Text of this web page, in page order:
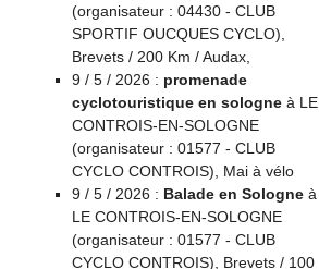
(organisateur : 04430 - CLUB
SPORTIF OUCQUES CYCLO),
Brevets / 200 Km / Audax,
9 / 5 / 2026 : promenade
cyclotouristique en sologneà LE
CONTROIS-EN-SOLOGNE
(organisateur : 01577 - CLUB
CYCLO CONTROIS), Mai à vélo
9 / 5 / 2026 : Balade en Sologneà
LE CONTROIS-EN-SOLOGNE
(organisateur : 01577 - CLUB
CYCLO CONTROIS), Brevets / 100